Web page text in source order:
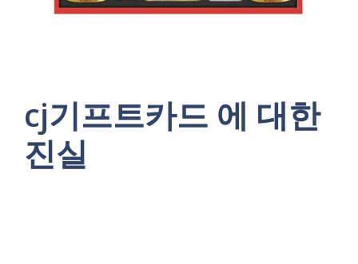
cj기프트카드 에 대한
진실